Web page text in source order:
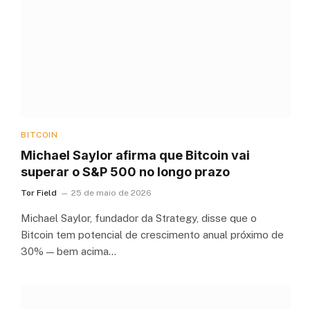
BITCOIN
Michael Saylor afirma que Bitcoin vai
superar o S&P 500 no longo prazo
Tor Field 25 de maio de 2026
Michael Saylor, fundador da Strategy, disse que o
Bitcoin tem potencial de crescimento anual próximo de
30% — bem acima…